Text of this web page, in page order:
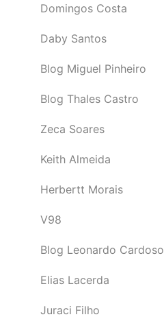
Domingos Costa
Daby Santos
Blog Miguel Pinheiro
Blog Thales Castro
Zeca Soares
Keith Almeida
Herbertt Morais
V98
Blog Leonardo Cardoso
Elias Lacerda
Juraci Filho